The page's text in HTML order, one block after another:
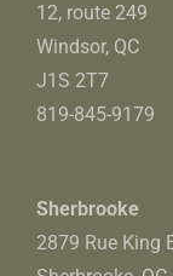
12, route 249
Windsor, QC
J1S 2T7
819-845-9179
Sherbrooke
2879 Rue King